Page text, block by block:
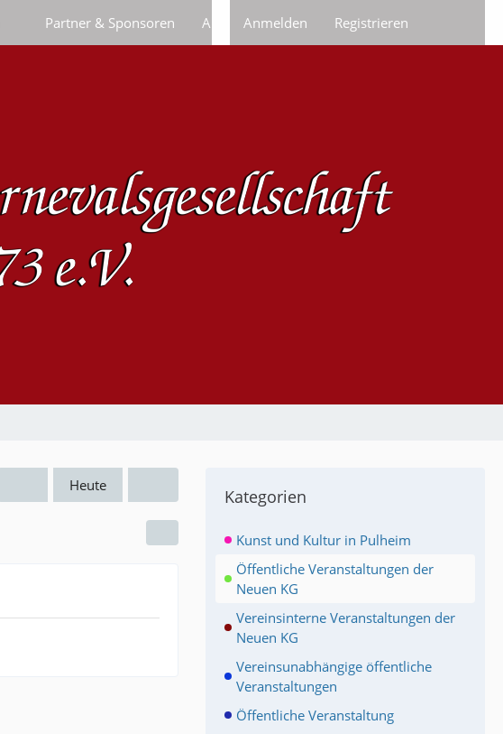
Partner & Sponsoren Anfragen/Bestellungen
Anmelden Registrieren
Heute
Kategorien
Kunst und Kultur in Pulheim
Öffentliche Veranstaltungen der
Neuen KG
Vereinsinterne Veranstaltungen der
Neuen KG
Vereinsunabhängige öffentliche
Veranstaltungen
Öffentliche Veranstaltung